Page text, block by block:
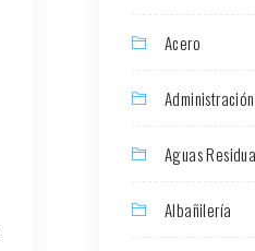
Acero
Administración
Aguas
Albañilería